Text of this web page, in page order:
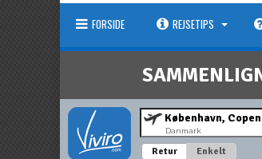
FORSIDE REJSETIPS
Danmark
Retur Enkelt